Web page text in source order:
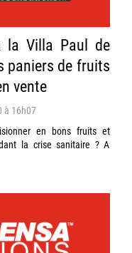
la Villa Paul de
paniers de fruits
vente
à 16h07
en bons fruits et
la crise sanitaire ? A